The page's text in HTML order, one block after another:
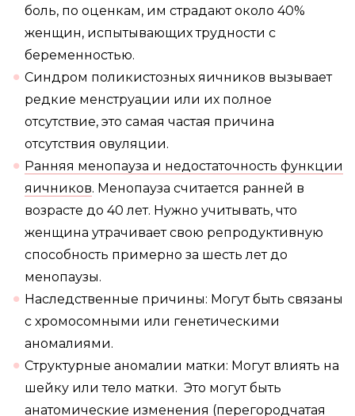
боль, по оценкам, им страдают около 40%
женщин, испытывающих трудности с
беременностью.
Синдром поликистозных яичников вызывает
редкие менструации или их полное
отсутствие, это самая частая причина
отсутствия овуляции.
Ранняя менопауза и недостаточность функции
яичников. Менопауза считается ранней в
возрасте до 40 лет. Нужно учитывать, что
женщина утрачивает свою репродуктивную
способность примерно за шесть лет до
менопаузы.
Наследственные причины: Могут быть связаны
с хромосомными или генетическими
аномалиями.
Структурные аномалии матки: Могут влиять на
шейку или тело матки. Это могут быть
анатомические изменения (перегородчатая